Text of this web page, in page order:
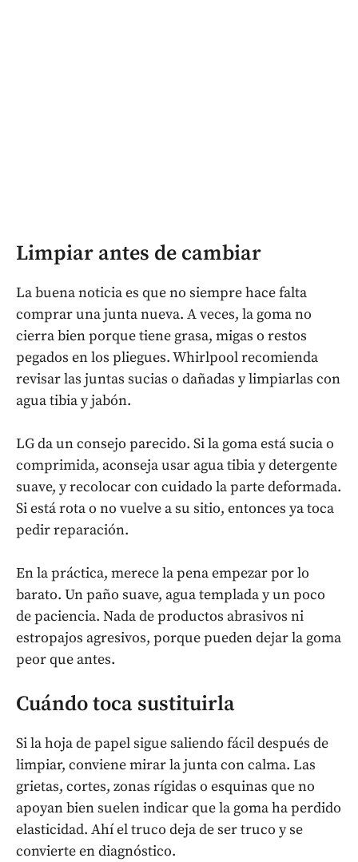
Limpiar antes de cambiar
La buena noticia es que no siempre hace falta
comprar una junta nueva. A veces, la goma no
cierra bien porque tiene grasa, migas o restos
pegados en los pliegues. Whirlpool recomienda
revisar las juntas sucias o dañadas y limpiarlas con
agua tibia y jabón.
LG da un consejo parecido. Si la goma está sucia o
comprimida, aconseja usar agua tibia y detergente
suave, y recolocar con cuidado la parte deformada.
Si está rota o no vuelve a su sitio, entonces ya toca
pedir reparación.
En la práctica, merece la pena empezar por lo
barato. Un paño suave, agua templada y un poco
de paciencia. Nada de productos abrasivos ni
estropajos agresivos, porque pueden dejar la goma
peor que antes.
Cuándo toca sustituirla
Si la hoja de papel sigue saliendo fácil después de
limpiar, conviene mirar la junta con calma. Las
grietas, cortes, zonas rígidas o esquinas que no
apoyan bien suelen indicar que la goma ha perdido
elasticidad. Ahí el truco deja de ser truco y se
convierte en diagnóstico.